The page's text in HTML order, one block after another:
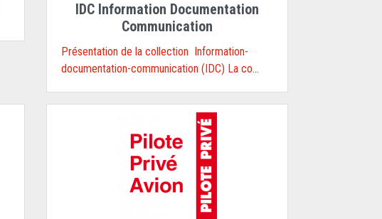
IDC Information Documentation
Communication
Présentation de la collection Information-
documentation-communication (IDC) La co...